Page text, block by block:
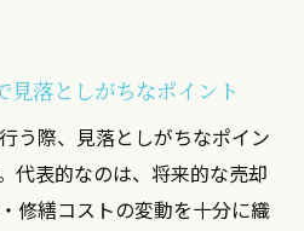
見落としがちなポイント
う際、見落としがちなポイン
代表的なのは、将来的な売却
修繕コストの変動を十分に織